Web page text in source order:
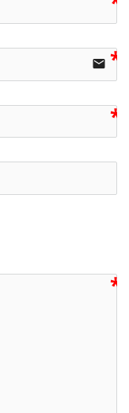
email